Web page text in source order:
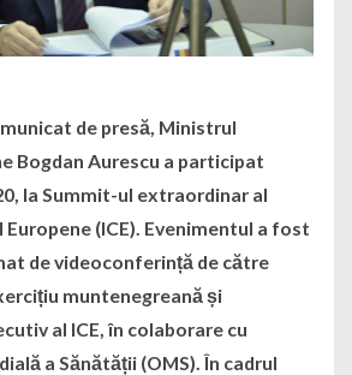
de presă, Ministrul
Bogdan Aurescu a participat
la Summit-ul extraordinar al
(ICE). Evenimentul a fost
de videoconferință de către
muntenegreană și
al ICE, în colaborare cu
a Sănătății (OMS). În cadrul